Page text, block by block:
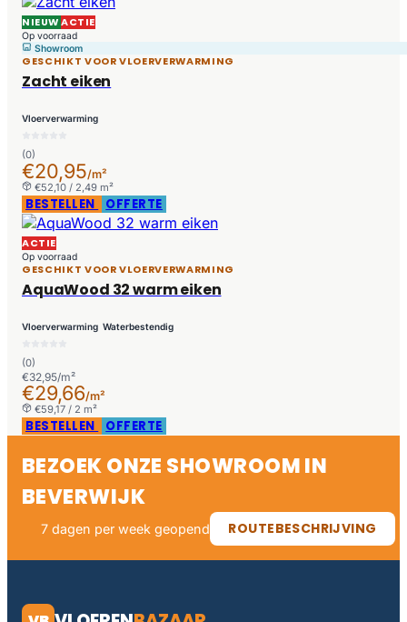
NIEUWACTIE
Op voorraad
Showroom
GESCHIKT VOOR VLOERVERWARMING
Zacht eiken
Vloerverwarming
(0)
€20,95/m²
€52,10 / 2,49 m²
BESTELLEN OFFERTE
ACTIE
Op voorraad
GESCHIKT VOOR VLOERVERWARMING
AquaWood 32 warm eiken
Vloerverwarming Waterbestendig
(0)
€32,95/m²
€29,66/m²
€59,17 / 2 m²
BESTELLEN OFFERTE
BEZOEK ONZE SHOWROOM IN
BEVERWIJK
7 dagen per week geopend ROUTEBESCHRIJVING